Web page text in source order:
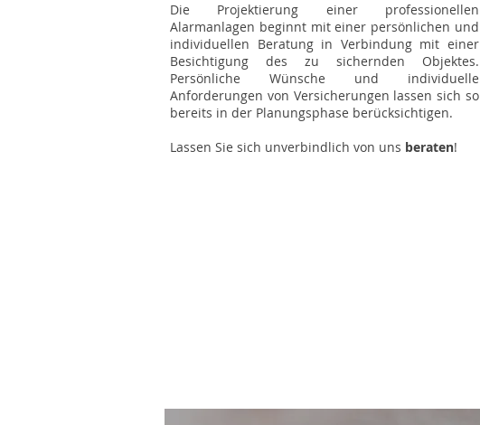
Die Projektierung einer professionellen
Alarmanlagen beginnt mit einer persönlichen und
individuellen Beratung in Verbindung mit einer
Besichtigung des zu sichernden Objektes.
Persönliche Wünsche und individuelle
Anforderungen von Versicherungen lassen sich so
bereits in der Planungsphase berücksichtigen.
Lassen Sie sich unverbindlich von uns beraten!